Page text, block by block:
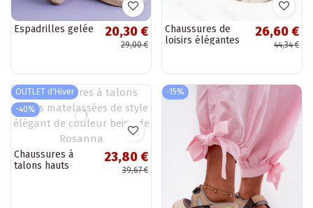
Espadrilles gelée 20,30 €
29,00 €
Chaussures de
loisirs élégantes
26,60 €
44,34 €
OUTLET d'Hiver
-40%
Chaussures à
talons hauts
23,80 €
39,67 €
-15%